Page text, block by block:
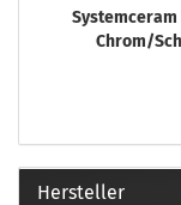
Systemceram
Chrom/
Hersteller